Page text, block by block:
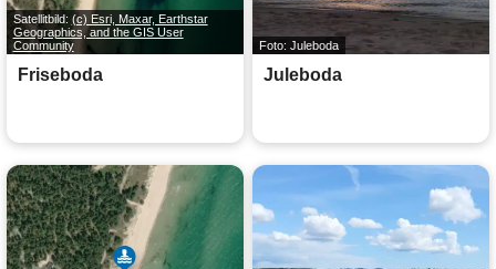
Satellitbild: (c) Esri, Maxar, Earthstar
Geographics, and the GIS User
Community
Friseboda
Foto: Juleboda
Juleboda